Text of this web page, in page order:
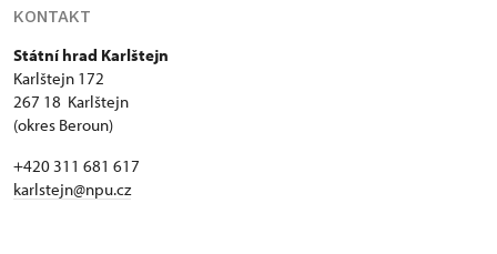
KONTAKT
Státní hrad Karlštejn
Karlštejn 172
267 18 Karlštejn
(okres Beroun)
+420 311 681 617
karlstejn@npu.cz